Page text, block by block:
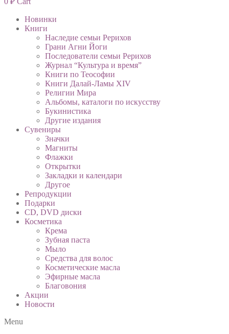
Новинки
Книги
Наследие семьи Рерихов
Грани Агни Йоги
Последователи семьи Рерихов
Журнал “Культура и время”
Книги по Теософии
Книги Далай-Ламы XIV
Религии Мира
Альбомы, каталоги по искусству
Букинистика
Другие издания
Сувениры
Значки
Магниты
Флажки
Открытки
Закладки и календари
Другое
Репродукции
Подарки
CD, DVD диски
Косметика
Крема
Зубная паста
Мыло
Средства для волос
Косметические масла
Эфирные масла
Благовония
Акции
Новости
Menu